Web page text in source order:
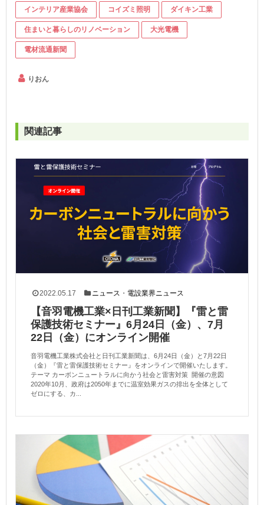
インテリア産業協会 コイズミ照明 ダイキン工業
住まいと暮らしのリノベーション 大光電機
電材流通新聞
りおん
関連記事
2022.05.17 ニュース ・ 電設業界ニュース
【音羽電機工業×日刊工業新聞】『雷と雷
保護技術セミナー』6月24日（金）、7月
22日（金）にオンライン開催
音羽電機工業株式会社と日刊工業新聞は、6月24日（金）と7月22日
（金）『雷と雷保護技術セミナー』をオンラインで開催いたします。
テーマ カーボンニュートラルに向かう社会と雷害対策 開催の意図
2020年10月、政府は2050年までに温室効果ガスの排出を全体として
ゼロにする、カ...